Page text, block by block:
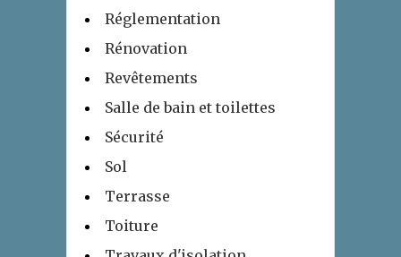
Réglementation
Rénovation
Revêtements
Salle de bain et toilettes
Sécurité
Sol
Terrasse
Toiture